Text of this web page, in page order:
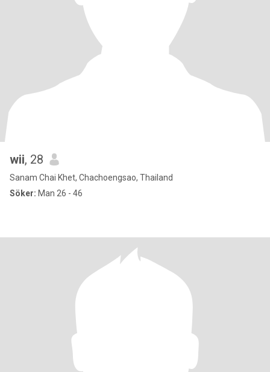
wii, 28
Sanam Chai Khet, Chachoengsao, Thailand
Söker: Man 26 - 46